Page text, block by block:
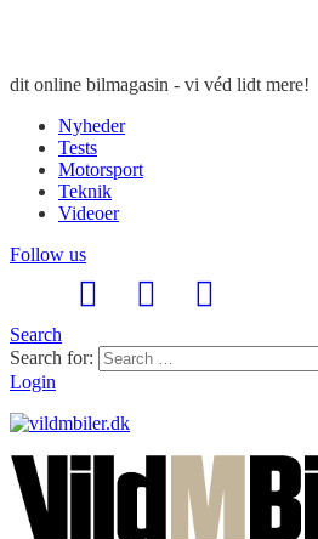
dit online bilmagasin - vi véd lidt mere!
Nyheder
Tests
Motorsport
Teknik
Videoer
Follow us
Search
Search for:
Login